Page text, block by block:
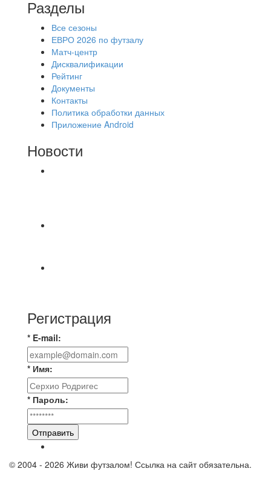
Разделы
Все сезоны
ЕВРО 2026 по футзалу
Матч-центр
Дисквалификации
Рейтинг
Документы
Контакты
Политика обработки данных
Приложение Android
Новости
Регистрация
* E-mail:
* Имя:
* Пароль:
Отправить
© 2004 - 2026 Живи футзалом! Ссылка на сайт обязательна.